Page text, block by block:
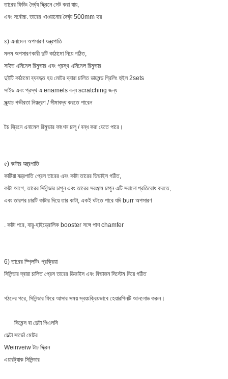
তারের ফিডিং দৈর্ঘ্য স্ক্রিনে সেট করা যায়,
এবং সর্বোচ্চ. তারের খাওয়ানোর দৈর্ঘ্য 500mm হয়
৪) এনামেল অপসারণ যন্ত্রপাতি
মলম অপসারণকারী দুটি কাঠামো নিয়ে গঠিত,
সাইড এনিমেল রিমুভার এবং প্রস্থ এনিমেল রিমুভার
দুইটি কাঠামো ব্যবহৃত হয় মোটর দ্বারা চালিত ডায়মন্ড গ্রিলিং হুইল 2sets
সাইড এবং প্রস্থ এ enamels বন্ধ scratching জন্য
স্ক্র্যাচ গভীরতা নিয়ন্ত্রণ / সীমাবদ্ধ করতে পারেন
টচ স্ক্রিনে এনামেল রিমুভার ফাংশন চালু / বন্ধ করা যেতে পারে।
৫) কাটার যন্ত্রপাতি
কাটিয়া যন্ত্রপাতি প্রেস তারের এবং কাটা তারের ডিভাইস গঠিত,
কাটা আগে, তারের সিলিন্ডার চাপুন এবং তারের সরঞ্জাম চাপুন এটি সরানো প্রতিরোধ করতে,
এবং তারপর চারটি কাটার দিয়ে তার কাটা, একই ঘটতে পারে যদি burr অপসারণ
. কাটা পরে, বায়ু-হাইড্রোলিক booster সঙ্গে পাশ chamfer
6) তারের স্প্লিটিং প্রক্রিয়া
সিলিন্ডার দ্বারা চালিত প্রেস তারের ডিভাইস এবং বিভাজন সিস্টেম নিয়ে গঠিত
গঠনের পরে, সিলিন্ডার ফিরে আসার সময় স্বয়ংক্রিয়ভাবে হেয়ারপিনটি আনলোড করুন।
সিমেন্স বা ডেল্টা পিএলসি
ডেল্টা সার্ভো মোটর
Weinveiw টাচ স্ক্রিন
এয়ারট্যাক সিলিন্ডার